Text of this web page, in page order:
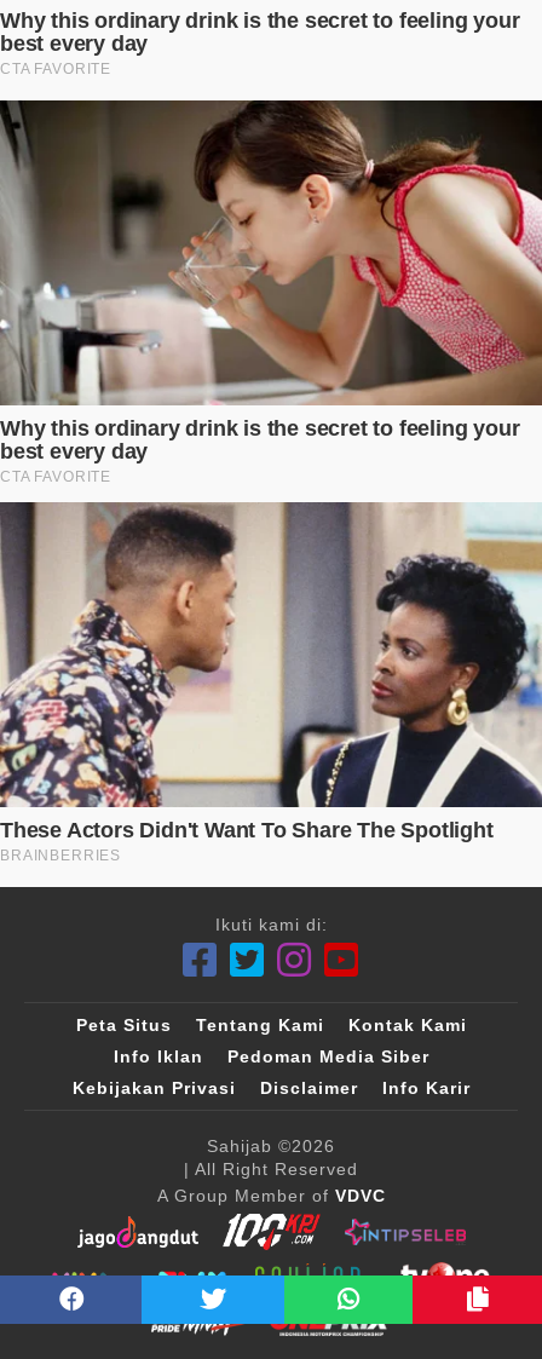
Ikuti kami di:
Peta Situs Tentang Kami
Kontak Kami
Info Iklan
Pedoman Media Siber
Kebijakan Privasi
Disclaimer Info Karir
Sahijab ©2026
| All Right Reserved
A Group Member of VDVC